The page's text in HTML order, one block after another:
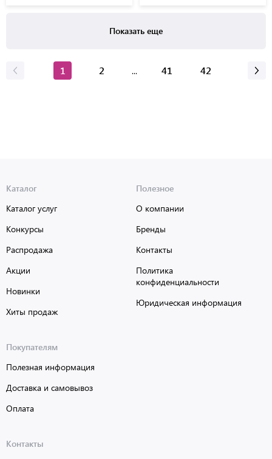
Показать еще
1 2 ... 41 42
Каталог
Каталог услуг
Конкурсы
Распродажа
Акции
Новинки
Хиты продаж
Полезное
О компании
Бренды
Контакты
Политика
конфиденциальности
Юридическая информация
Покупателям
Полезная информация
Доставка и самовывоз
Оплата
Контакты